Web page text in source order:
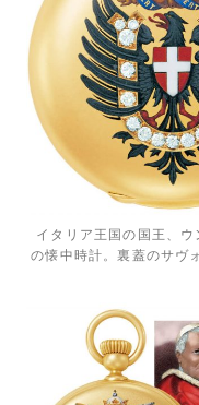
イタリア王国の国王、
の懐中時計。裏蓋のサヴ